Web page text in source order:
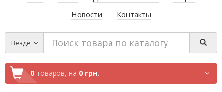
Новости
Контакты
Везде
0 товаров, на 0 грн.